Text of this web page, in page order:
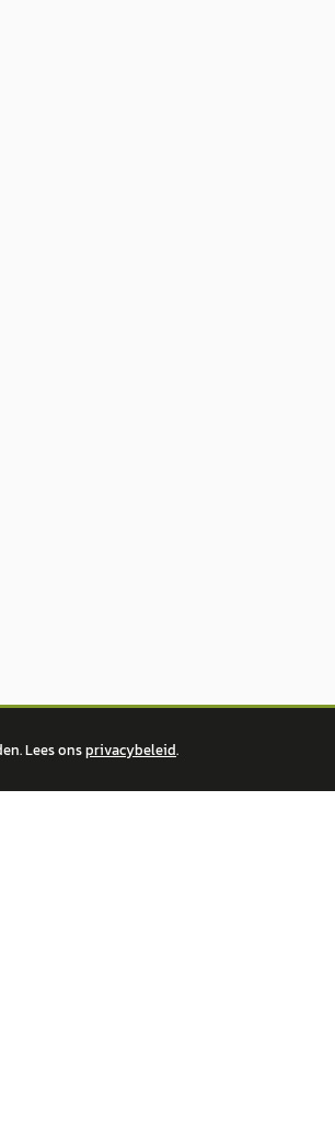
Lees onsprivacybeleid.